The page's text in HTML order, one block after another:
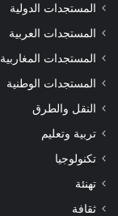
المستجدات الدولية
المستجدات العربية
المستجدات المغاربية
المستجدات الوطنية
النقل والطرق
تربية وتعليم
تكنولوجيا
تهنئة
ثقافة